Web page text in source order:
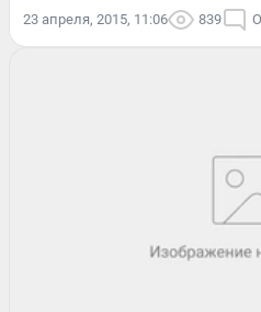
23 апреля, 2015, 11:06 839